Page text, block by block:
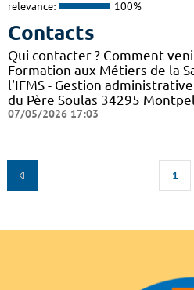
relevance: 100%
Contacts
Qui contacter ? Comment
Formation aux Métiers de la
l'IFMS - Gestion
du Père Soulas 34295
07/05/2026 17:03
1